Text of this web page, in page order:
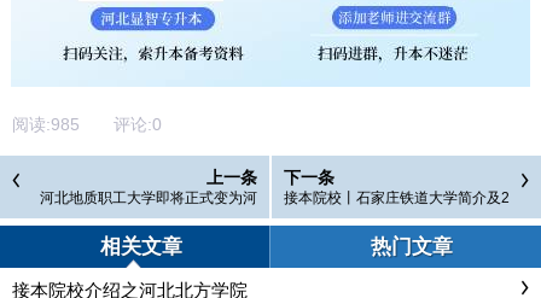
阅读:985 评论:0
上一条
河北地质职工大学即将正式变为河
北资源环境职业技术学院
下一条
接本院校丨石家庄铁道大学简介及2
021年专接本招生计划
相关文章 热门文章
接本院校介绍之河北北方学院